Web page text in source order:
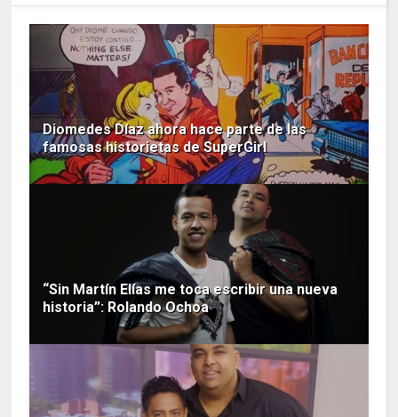
Diomedes Díaz ahora hace parte de las
famosas historietas de SuperGirl
“Sin Martín Elías me toca escribir una nueva
historia”: Rolando Ochoa